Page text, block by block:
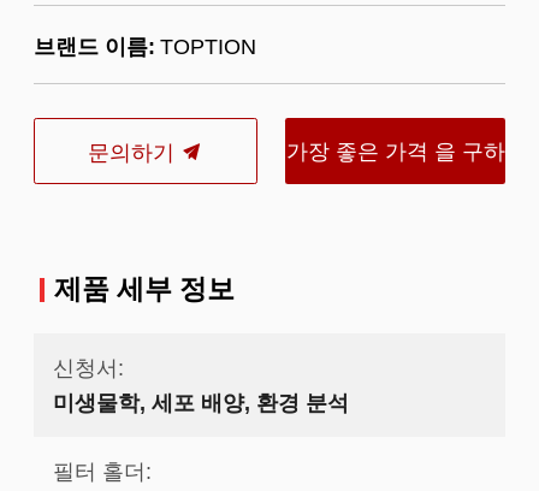
브랜드 이름: TOPTION
문의하기 가장 좋은 가격 을 구하
제품 세부 정보
신청서:
미생물학, 세포 배양, 환경 분석
필터 홀더: